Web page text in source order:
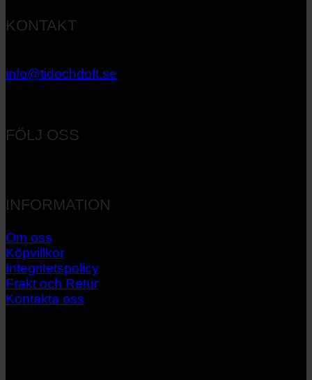
KONTAKT
info@tidochdoft.se
FÖLJ OSS
INFORMATION
Om oss
Köpvillkor
Integritetspolicy
Frakt och Retur
Kontakta oss